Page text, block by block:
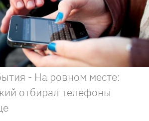
- На ровном месте:
отбирал телефоны